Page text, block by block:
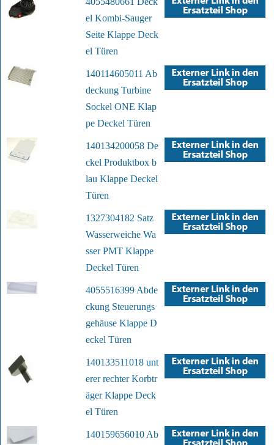
el Kombi-Sauger
Seite Klappe Deck
el Türen
140114605011 Ab
deckung Turbine
Sockel ONE Klap
pe Deckel Türen
140134200058 De
ckel Produktbox b
lau Klappe Deckel
Türen
1327304182 Satz
Wasserweiche Wa
sser PMT Klappe
Deckel Türen
4055516399 Abde
ckung Steuerungs
gehäuse Klappe D
eckel Türen
140133511018 unt
erer rechter Korbtr
äger Klappe Deck
el Türen
140159656010 Ab